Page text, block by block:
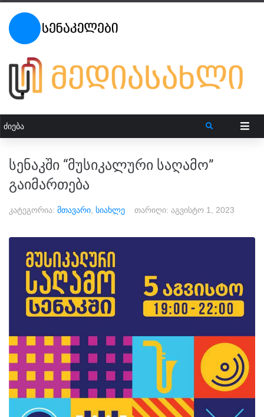
სენაკში “მუსიკალური საღამო”
გაიმართება
კატეგორია: მთავარი სიახლე თარიღი: აგვისტო 1, 2023